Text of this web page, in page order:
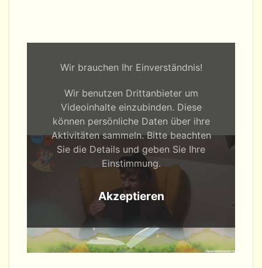
Wir brauchen Ihr Einverständnis!
Wir benutzen Drittanbieter um
Videoinhalte einzubinden. Diese
können persönliche Daten über ihre
Aktivitäten sammeln. Bitte beachten
Sie die Details und geben Sie Ihre
Einstimmung.
Akzeptieren